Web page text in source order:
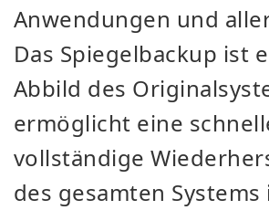
Anwendungen und
Das Spiegelbackup ist
Abbild des
ermöglicht eine
vollständige
des gesamten Systems